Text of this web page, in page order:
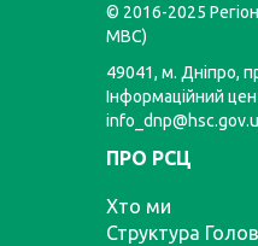
© 2016-2025
МВС)
49041, м. Дніпро,
Інформаційний
ПРО РСЦ
Хто ми
Структура